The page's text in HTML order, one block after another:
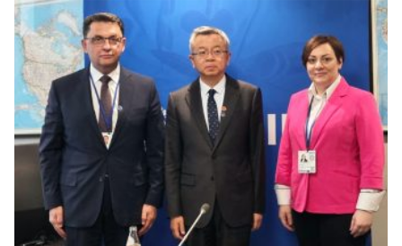
каматна стапка на вкупните депозити бележи месечно
и годишно намалување од 0,02 п.п. и 0,04 п.п.,
соодветно и изнесува 2,16%.